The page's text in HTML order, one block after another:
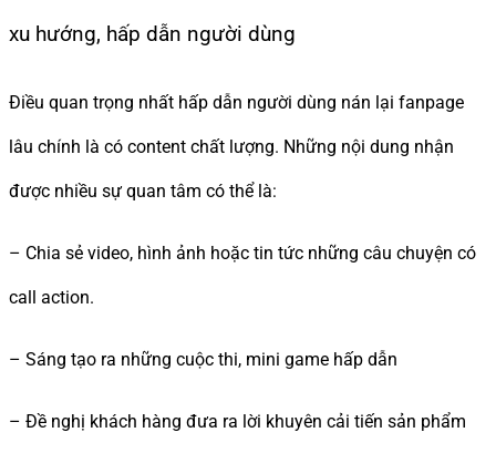
xu hướng, hấp dẫn người dùng
Điều quan trọng nhất hấp dẫn người dùng nán lại fanpage
lâu chính là có content chất lượng. Những nội dung nhận
được nhiều sự quan tâm có thể là:
– Chia sẻ video, hình ảnh hoặc tin tức những câu chuyện có
call action.
– Sáng tạo ra những cuộc thi, mini game hấp dẫn
– Đề nghị khách hàng đưa ra lời khuyên cải tiến sản phẩm